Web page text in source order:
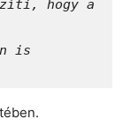
hogy a
is